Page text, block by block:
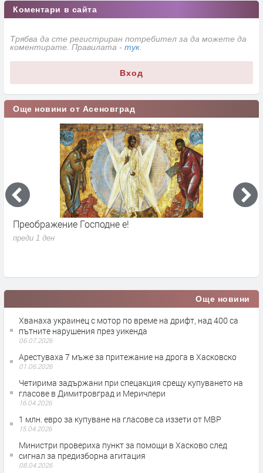
Коментари в сайта
Трябва да сте регистриран потребител за да можете да
коментирате. Правилата - тук
Вход
Още новини от Асеновград
Преображение Господне е!
преди 1 ден
Още новини
Хванаха украинец с мотор по време на дрифт, над 400 са
пътните нарушения през уикенда
06.07.2026
Арестуваха 7 мъже за притежание на дрога в Хасковско
01.06.2026
Четирима задържани при спецакция срещу купуването на
гласове в Димитровград и Меричлери
16.04.2026
1 млн. евро за купуване на гласове са иззети от МВР
15.04.2026
Министри провериха пункт за помощи в Хасково след
сигнал за предизборна агитация
08.04.2026